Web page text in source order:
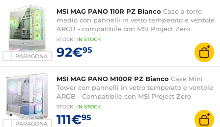
PARAGONA
MSI MAG PANO 110R PZ Bianco Case a torre
medio con pannelli in vetro temperato e ventole
ARGB - compatibile con MSI Project Zero
STOCK : IN STOCK
92€95
PARAGONA
MSI MAG PANO M100R PZ Bianco Case Mini
Tower con pannelli in vetro temperato e ventole
ARGB - Compatibile con MSI Project Zero
STOCK : IN STOCK
111€95